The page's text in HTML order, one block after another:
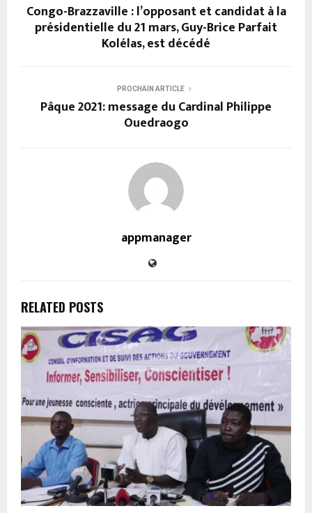
Congo-Brazzaville : l’opposant et candidat à la
présidentielle du 21 mars, Guy-Brice Parfait
Kolélas, est décédé
PROCHAIN ARTICLE
Pâque 2021: message du Cardinal Philippe
Ouedraogo
appmanager
RELATED POSTS